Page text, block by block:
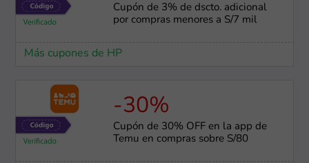
Cupón de 3% de dscto. adicional
por compras menores a S/7 mil
Más cupones de HP
-30%
Cupón de 30% OFF en la app de
Temu en compras sobre S/80